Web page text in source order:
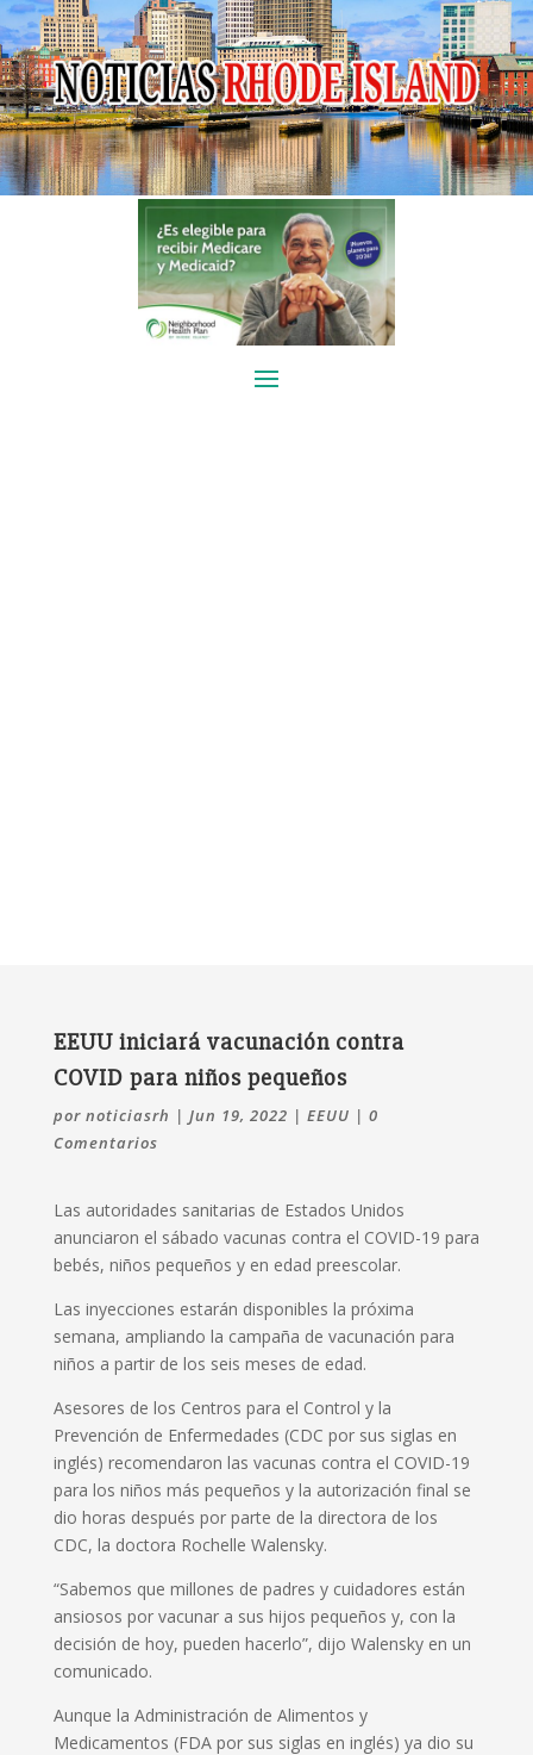
EEUU iniciará vacunación contra
COVID para niños pequeños
por noticiasrh | Jun 19, 2022 | EEUU | 0
Comentarios
Las autoridades sanitarias de Estados Unidos
anunciaron el sábado vacunas contra el COVID-19 para
bebés, niños pequeños y en edad preescolar.
Las inyecciones estarán disponibles la próxima
semana, ampliando la campaña de vacunación para
niños a partir de los seis meses de edad.
Asesores de los Centros para el Control y la
Prevención de Enfermedades (CDC por sus siglas en
inglés) recomendaron las vacunas contra el COVID-19
para los niños más pequeños y la autorización final se
dio horas después por parte de la directora de los
CDC, la doctora Rochelle Walensky.
“Sabemos que millones de padres y cuidadores están
ansiosos por vacunar a sus hijos pequeños y, con la
decisión de hoy, pueden hacerlo”, dijo Walensky en un
comunicado.
Aunque la Administración de Alimentos y
Medicamentos (FDA por sus siglas en inglés) ya dio su